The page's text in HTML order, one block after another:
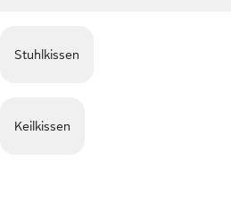
Stuhlkissen
Keilkissen